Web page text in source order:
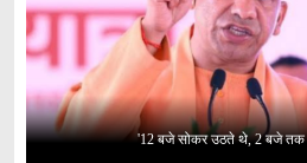
'12 बजे सोकर उठते थे, 2 बजे तक